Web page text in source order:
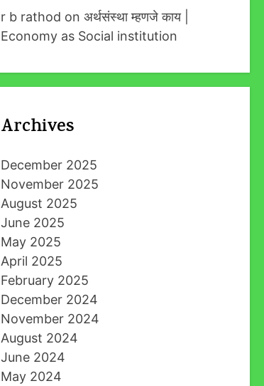
r b rathod on अर्थसंस्था म्हणजे काय |
Economy as Social institution
Archives
December 2025
November 2025
August 2025
June 2025
May 2025
April 2025
February 2025
December 2024
November 2024
August 2024
June 2024
May 2024